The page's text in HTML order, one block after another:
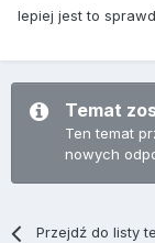
lepiej jest to
Temat
Ten temat
nowych
Przejdź do listy